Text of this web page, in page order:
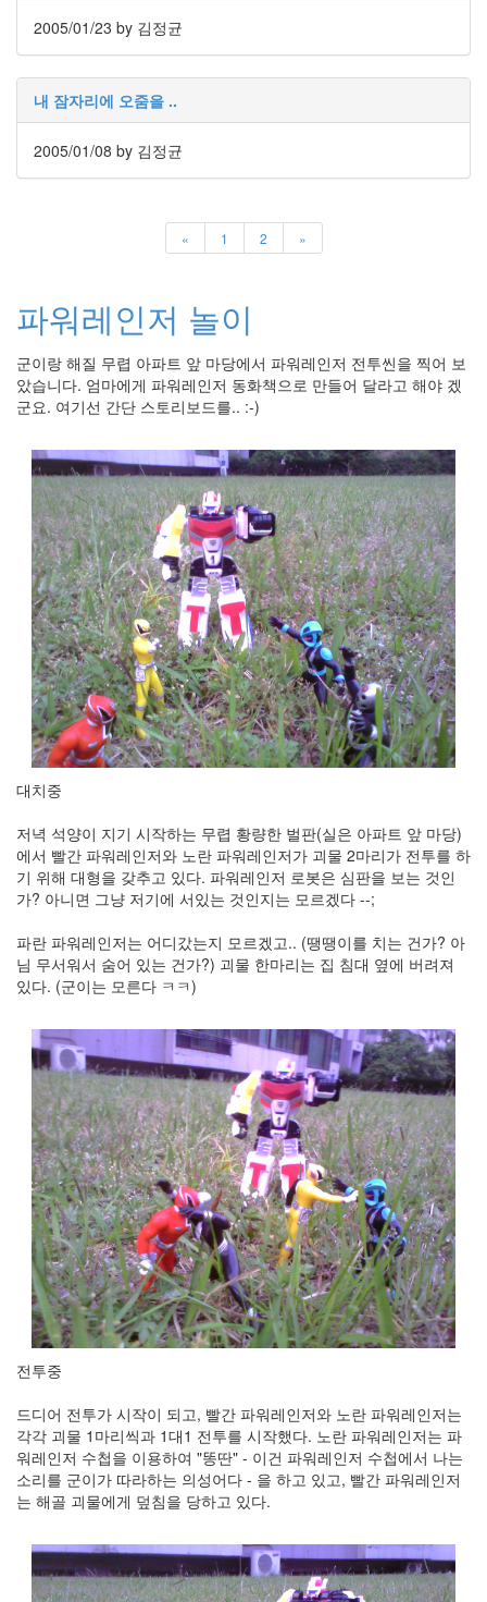
2005/01/23 by 김정균
내 잠자리에 오줌을 ..
2005/01/08 by 김정균
« 1 2 »
파워레인저 놀이
군이랑 해질 무렵 아파트 앞 마당에서 파워레인저 전투씬을 찍어 보
았습니다. 엄마에게 파워레인저 동화책으로 만들어 달라고 해야 겠
군요. 여기선 간단 스토리보드를.. :-)
대치중
저녁 석양이 지기 시작하는 무렵 황량한 벌판(실은 아파트 앞 마당)
에서 빨간 파워레인저와 노란 파워레인저가 괴물 2마리가 전투를 하
기 위해 대형을 갖추고 있다. 파워레인저 로봇은 심판을 보는 것인
가? 아니면 그냥 저기에 서있는 것인지는 모르겠다 --;
파란 파워레인저는 어디갔는지 모르겠고.. (땡땡이를 치는 건가? 아
님 무서워서 숨어 있는 건가?) 괴물 한마리는 집 침대 옆에 버려져
있다. (군이는 모른다 ㅋㅋ)
전투중
드디어 전투가 시작이 되고, 빨간 파워레인저와 노란 파워레인저는
각각 괴물 1마리씩과 1대1 전투를 시작했다. 노란 파워레인저는 파
워레인저 수첩을 이용하여 "똥딴" - 이건 파워레인저 수첩에서 나는
소리를 군이가 따라하는 의성어다 - 을 하고 있고, 빨간 파워레인저
는 해골 괴물에게 덮침을 당하고 있다.
23
Tip
&
Trick
18
security
3
Scuba
뷰
5
Recent
Posts
Daweikala
AA
1.5V
Li-
ion
3800...
by
김
정
균
Daweikala
AA
1.5V
ion
1
by
김
정
BASMAN
BLB-
전
트
1
by
김
정
균
Liitokala
9V
6F22
충
전
방
전...
by
김
균
하